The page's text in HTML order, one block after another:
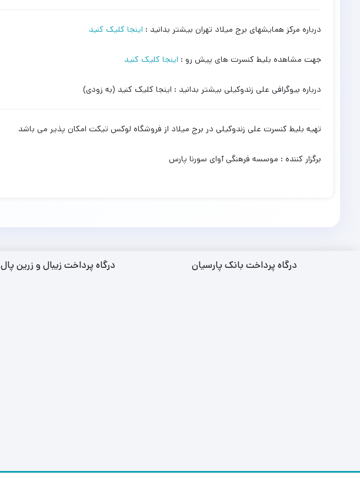
درباره مرکز همایشهای برج میلاد تهران بیشتر بدانید : اینجا کلیک کنید
جهت مشاهده بلیط کنسرت های پیش رو : اینجا کلیک کنید
درباره بیوگرافی علی زندوکیلی بیشتر بدانید : اینجا کلیک کنید (به زودی)
تهیه بلیط کنسرت علی زندوکیلی در برج میلاد از فروشگاه لوکس تیکت امکان پذیر می باشد
برگزار کننده : موسسه فرهنگی آوای سورنا پارس
درگاه پرداخت بانک پارسیان درگاه پرداخت زیبال و زرین پال